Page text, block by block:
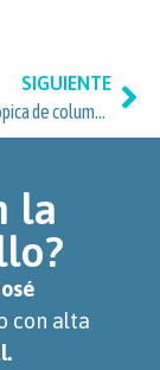
SIGUIENTE
Cirugía endoscópica de columna vertebral: qué considerar si vives en Guadalupe Inn, Álvaro Obregón
la
con alta